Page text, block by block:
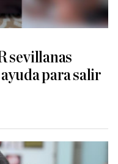
sevillanas
para salir